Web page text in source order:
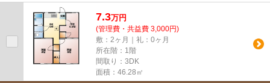
供します。初期費用のカード決...
7.3万円
(管理費・共益費 3,000円)
敷：2ヶ月｜礼：0ヶ月
所在階：1階
間取り：3DK
面積：46.28㎡